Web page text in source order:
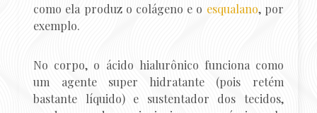
como ela produz o colágeno e o esqualano, por
exemplo.
No corpo, o ácido hialurônico funciona como
um agente super hidratante (pois retém
bastante líquido) e sustentador dos tecidos,